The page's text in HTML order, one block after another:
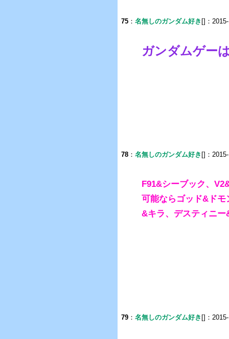
75 ： 名無しのガンダム好き []：
ガンダムゲー
78 ： 名無しのガンダム好き []：
F91&シーブック、
可能ならゴッド&ド
&キラ、デスティニ
79 ： 名無しのガンダム好き []：